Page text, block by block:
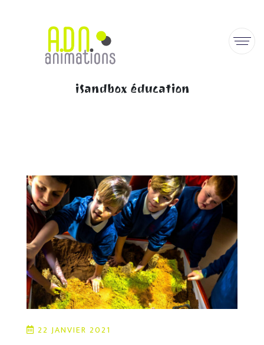
iSandbox éducation
22 JANVIER 2021